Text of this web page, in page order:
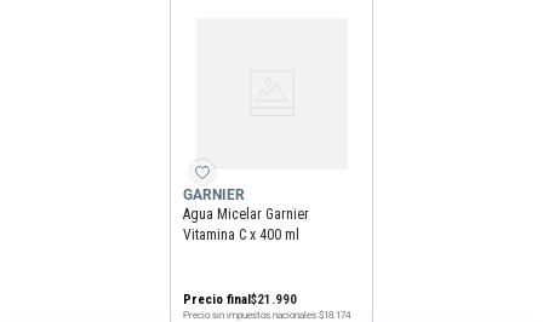
GARNIER
Agua Micelar Garnier
Vitamina C x 400 ml
Precio final$21 .990
Precio sin impuestos nacionales $18.174